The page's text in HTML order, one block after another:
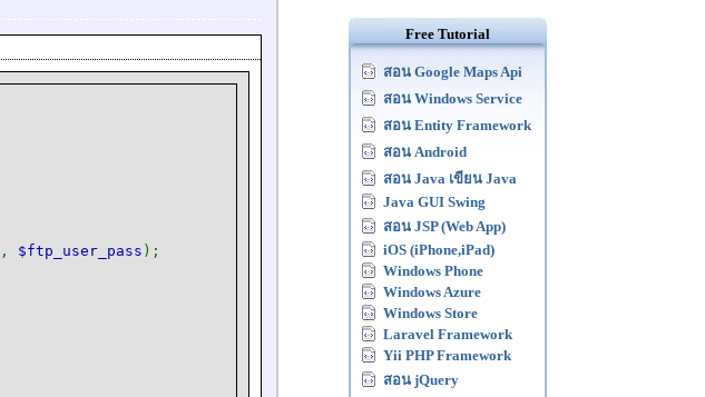
, $ftp_user_pass );
Free Tutorial
สอน Google Maps Api
สอน Windows Service
สอน Entity Framework
สอน Android
สอน Java เขียน Java
Java GUI Swing
สอน JSP (Web App)
iOS (iPhone,iPad)
Windows Phone
Windows Azure
Windows Store
Laravel Framework
Yii PHP Framework
สอน jQuery